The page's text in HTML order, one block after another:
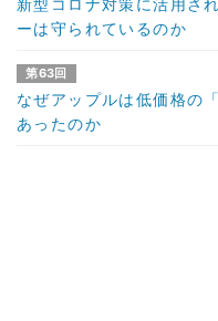
ーは守られているのか
第63回
なぜアップルは低価格の
あったのか